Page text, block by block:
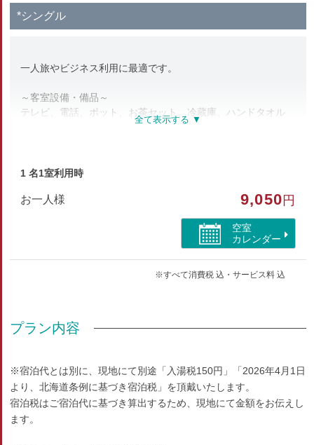
*シングル
一人旅やビジネス利用に最適です。
～客室設備・備品～
テレビ、電話、ポット、お茶セット、冷蔵庫、ハンドタオル
バスタオル、浴衣、スリッパ、歯ブラシ、石鹸、カミソリ
※全室無線LANをご利用いただけます。
1 名1室利用時
お一人様 9,050 円
空室
カレンダー
※すべて消費税 込・サービス料 込
プラン内容
※宿泊代とは別に、現地にて別途「入湯税150円」「2026年4月1日
より、北海道条例に基づき宿泊税」を頂戴いたします。
宿泊税はご宿泊代に基づき算出するため、現地にて金額をお伝えし
ます。